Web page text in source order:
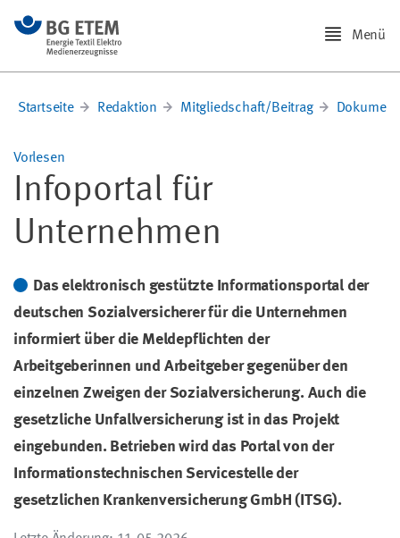
Menü
Startseite Redaktion Mitgliedschaft/Beitrag
Vorlesen
Infoportal für
Unternehmen
Das elektronisch gestützte Informationsportal der
deutschen Sozialversicherer für die Unternehmen
informiert über die Meldepflichten der
Arbeitgeberinnen und Arbeitgeber gegenüber den
einzelnen Zweigen der Sozialversicherung. Auch die
gesetzliche Unfallversicherung ist in das Projekt
eingebunden. Betrieben wird das Portal von der
Informationstechnischen Servicestelle der
gesetzlichen Krankenversicherung GmbH (ITSG).